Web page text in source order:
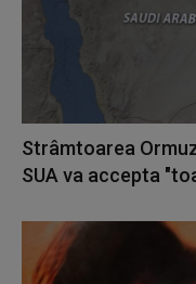
Strâmtoarea
SUA va accepta